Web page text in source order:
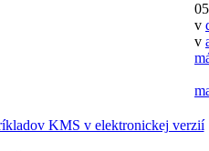
v
v
KMS v elektronickej verzií